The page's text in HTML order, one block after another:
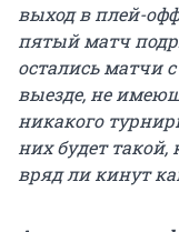
выход в плей-
пятый матч
остались матчи
выезде, не
никакого
них будет
вряд ли кинут